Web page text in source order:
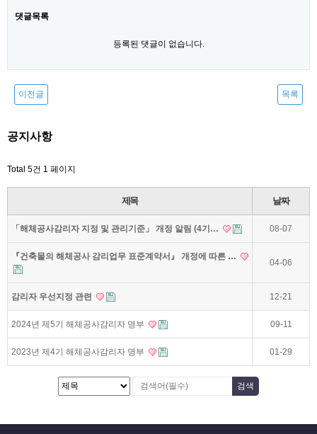
댓글목록
등록된 댓글이 없습니다.
이전글 목록
공지사항
Total 5건 1 페이지
제목 날짜
「해체공사감리자 지정 및 관리기준」 개정 알림 (4기… 08-07
『건축물의 해체공사 감리업무 표준계약서』 개정에 따른 …
04-06
감리자 우선지정 관련 12-21
2024년 제5기 해체공사감리자 명부 09-11
2023년 제4기 해체공사감리자 명부 01-29